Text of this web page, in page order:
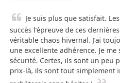
Je suis plus que satisfait.
succès l’épreuve de ces
véritable chaos hivernal. J’ai
une excellente adhérence. Je
sécurité. Certes, ils sont un peu
prix-là, ils sont tout simplement